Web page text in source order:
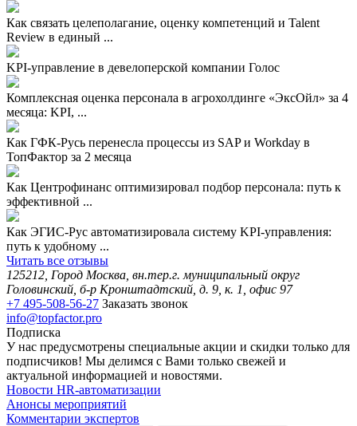
Как связать целеполагание, оценку компетенций и Talent
Review в единый ...
KPI-управление в девелоперской компании Голос
Комплексная оценка персонала в агрохолдинге «ЭксОйл» за 4
месяца: KPI, ...
Как ГФК-Русь перенесла процессы из SAP и Workday в
ТопФактор за 2 месяца
Как Центрофинанс оптимизировал подбор персонала: путь к
эффективной ...
Как ЭГИС-Рус автоматизировала систему KPI-управления:
путь к удобному ...
Читать все отзывы
125212, Город Москва, вн.тер.г. муниципальный округ
Головинский, б-р Кронштадтский, д. 9, к. 1, офис 97
+7 495-508-56-27 Заказать звонок
info@topfactor.pro
Подписка
У нас предусмотрены специальные акции и скидки только для
подписчиков! Мы делимся с Вами только свежей и
актуальной информацией и новостями.
Новости HR-автоматизации
Анонсы мероприятий
Комментарии экспертов